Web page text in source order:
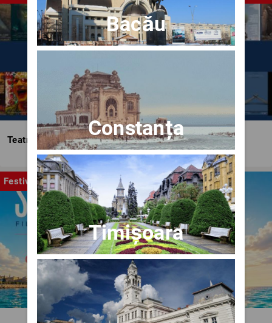
Teatrul Bulandra
Festival
Bacău
Constanța
Timișoara